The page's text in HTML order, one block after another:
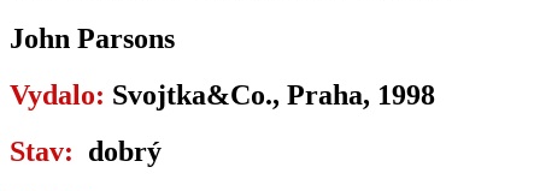
John Parsons
Vydalo: Svojtka&Co., Praha, 1998
Stav: dobrý